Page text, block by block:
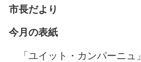
市長だより
今月の表紙
「ユイット・カンパーニュ」